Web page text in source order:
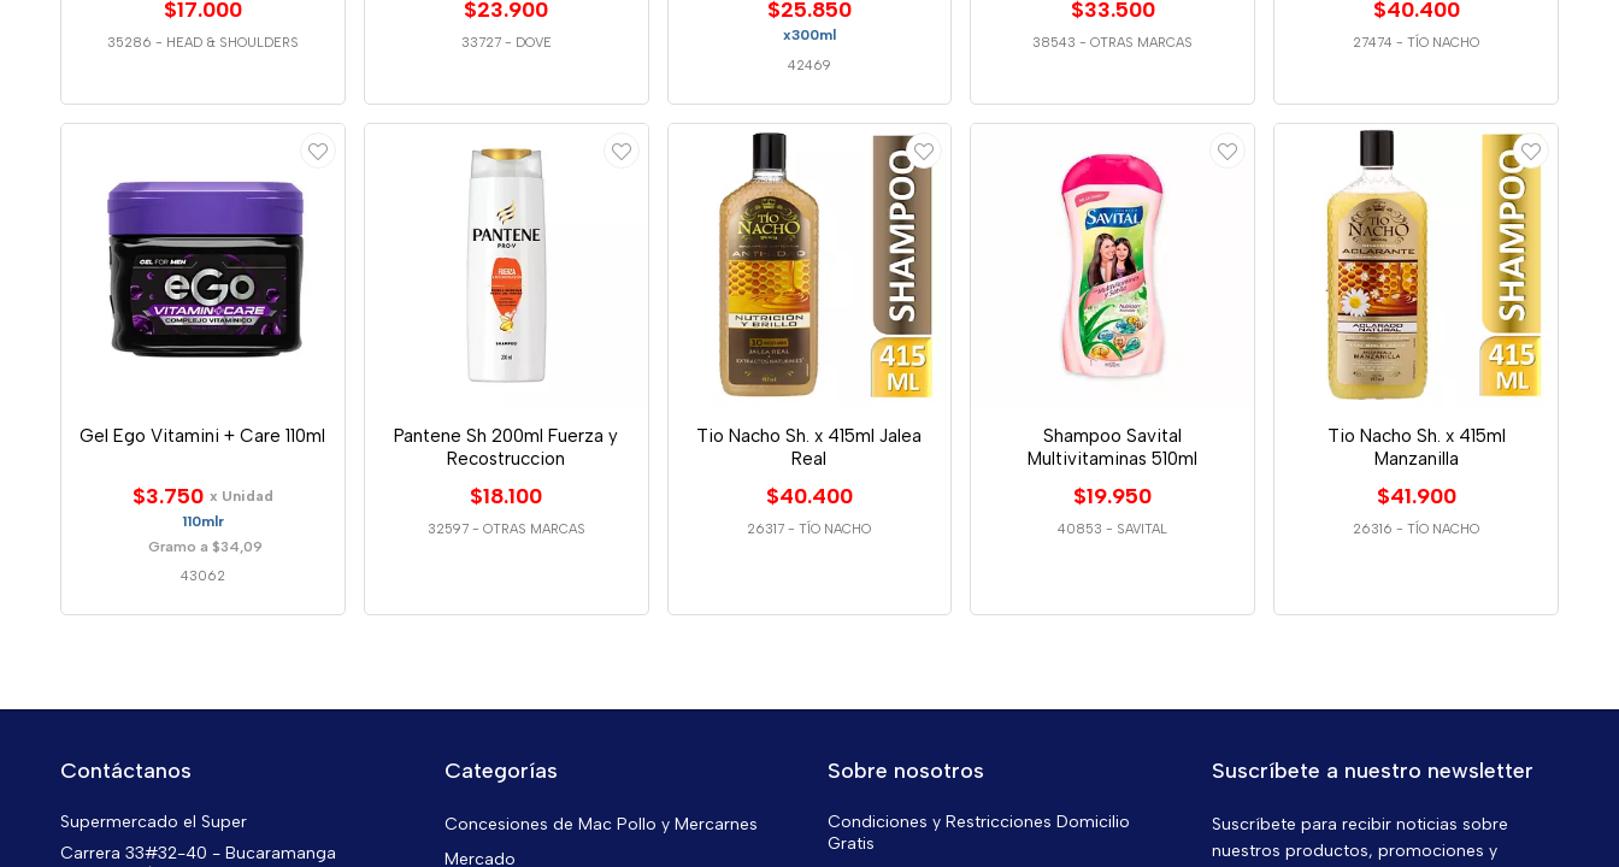
$17.000
35286 - HEAD & SHOULDERS
$23.900
33727 - DOVE
$25.850
x300ml
42469
$33.500
38543 -OTRAS MARCAS
$40.400
27474 -TÍO NACHO
Gel Ego Vitamini + Care 110ml
$3.750 x Unidad
110mlr
Gramo a $34,09
43062
Pantene Sh 200ml Fuerza y
Recostruccion
$18.100
32597 - OTRAS MARCAS
Tio Nacho Sh. x 415ml Jalea
Real
$40.400
26317 -TÍO NACHO
Shampoo Savital
Multivitaminas 510ml
$19.950
40853 - SAVITAL
Tio Nacho Sh. x 415ml
Manzanilla
$41.900
26316 -TÍO NACHO
Contáctanos
Supermercado el Super
Carrera 33#32-40 - Bucaramanga
Categorías
Concesiones de Mac Pollo y Mercarnes
Mercado
Sobre nosotros
Condiciones y Restricciones Domicilio
Gratis
Suscríbete a nuestro newsletter
Suscríbete para recibir noticias sobre
nuestros productos, promociones y